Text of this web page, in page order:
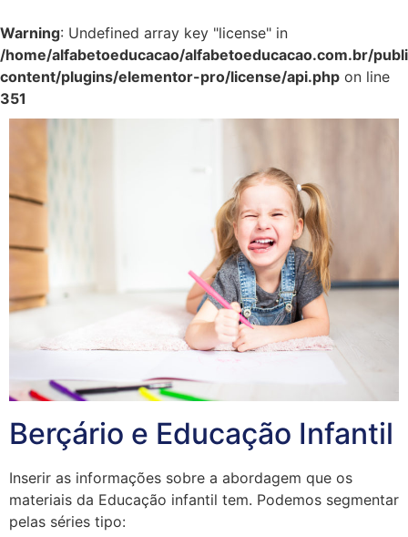
Warning: Undefined array key "license" in
/home/alfabetoeducacao/alfabetoeducacao.com.br/
content/plugins/elementor-pro/license/api.php on line
351
Berçário e Educação Infantil
Inserir as informações sobre a abordagem que os
materiais da Educação infantil tem. Podemos segmentar
pelas séries tipo: